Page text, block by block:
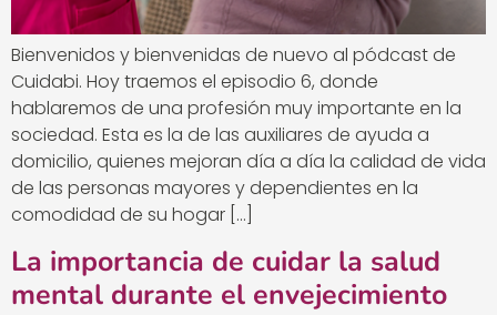
Bienvenidos y bienvenidas de nuevo al pódcast de
Cuidabi. Hoy traemos el episodio 6, donde
hablaremos de una profesión muy importante en la
sociedad. Esta es la de las auxiliares de ayuda a
domicilio, quienes mejoran día a día la calidad de vida
de las personas mayores y dependientes en la
comodidad de su hogar […]
La importancia de cuidar la salud
mental durante el envejecimiento